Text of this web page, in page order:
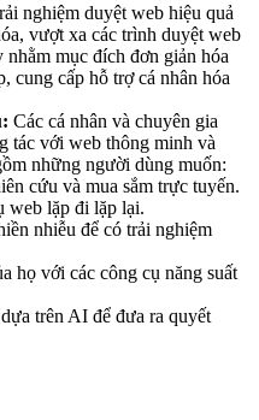
nghiệm duyệt web hiệu quả
vượt xa các trình duyệt web
mục đích đơn giản hóa
cung cấp hỗ trợ cá nhân hóa
Các cá nhân và chuyên gia
tác với web thông minh và
những người dùng muốn:
cứu và mua sắm trực tuyến.
web lặp đi lặp lại.
nhiễu để có trải nghiệm
họ với các công cụ năng suất
trên AI để đưa ra quyết